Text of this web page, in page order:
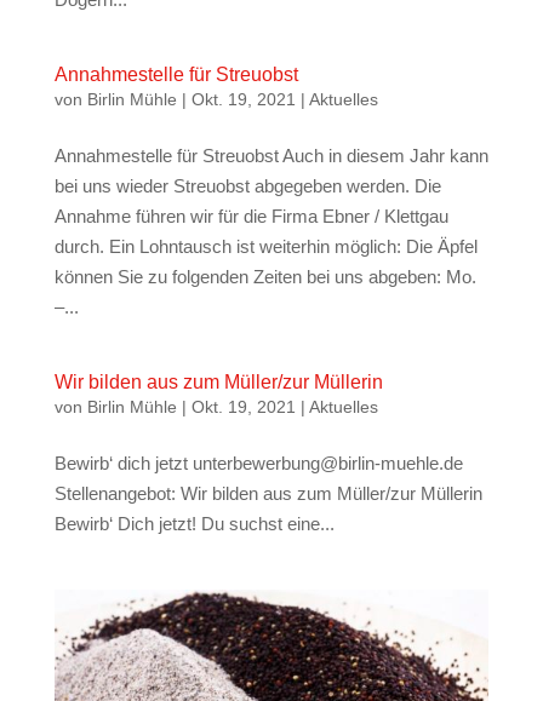
Annahmestelle für Streuobst
von Birlin Mühle | Okt. 19, 2021 | Aktuelles
Annahmestelle für Streuobst Auch in diesem Jahr kann
bei uns wieder Streuobst abgegeben werden. Die
Annahme führen wir für die Firma Ebner / Klettgau
durch. Ein Lohntausch ist weiterhin möglich: Die Äpfel
können Sie zu folgenden Zeiten bei uns abgeben: Mo.
–...
Wir bilden aus zum Müller/zur Müllerin
von Birlin Mühle | Okt. 19, 2021 | Aktuelles
Bewirb‘ dich jetzt unterbewerbung@birlin-muehle.de
Stellenangebot: Wir bilden aus zum Müller/zur Müllerin
Bewirb‘ Dich jetzt! Du suchst eine...